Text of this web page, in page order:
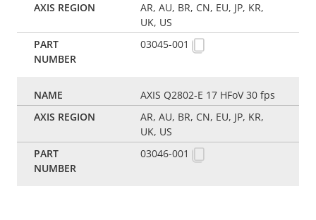
AR, AU, BR, CN, EU, JP, KR,
UK, US
03045-001
AXIS Q2802-E 17 HFoV 30 fps
AR, AU, BR, CN, EU, JP, KR,
UK, US
03046-001